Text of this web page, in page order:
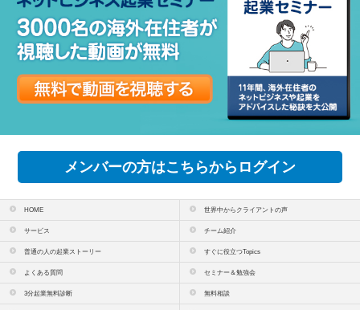
メンバーの方はこちらからログイン
HOME 世界中からクライアントの声
サービス チーム紹介
普通の人の起業ストーリー すぐに役立つTopics
よくある質問 セミナー＆勉強会
3分起業無料診断 無料相談